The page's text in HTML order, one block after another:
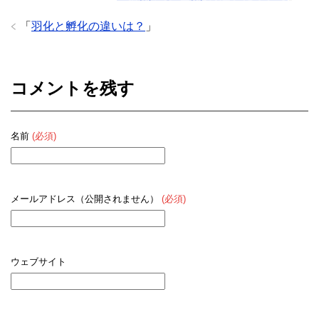
「 羽化と孵化の違いは？ 」
コメントを残す
名前 (必須)
メールアドレス（公開されません） (必須)
ウェブサイト